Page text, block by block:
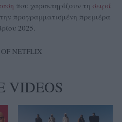
που χαρακτηρίζουν τη σειρά
προγραμματισμένη πρεμιέρα
2025.
NETFLIX
VIDEOS